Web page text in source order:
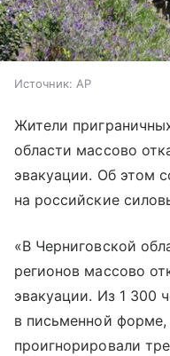
Источник: AP
Жители
области массово
эвакуации. Об этом
на российские
«В Черниговской
регионов массово
эвакуации. Из 1 300
в письменной
проигнорировали